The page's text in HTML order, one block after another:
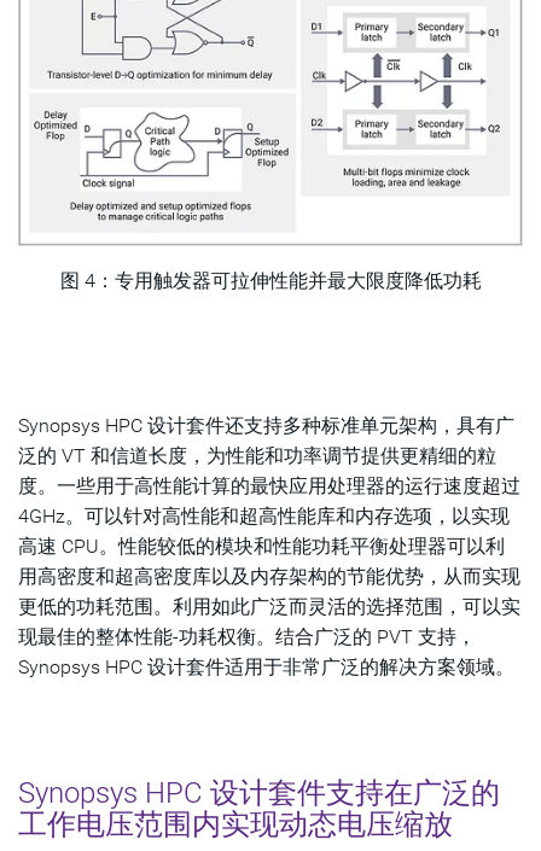
图 4： 专用触发器可拉伸性能并最大限度降低功耗
Synopsys HPC 设计套件还支持多种标准单元架构，具有广
泛的 VT 和信道长度，为性能和功率调节提供更精细的粒
度。一些用于高性能计算的最快应用处理器的运行速度超过
4GHz。可以针对高性能和超高性能库和内存选项，以实现
高速 CPU。性能较低的模块和性能功耗平衡处理器可以利
用高密度和超高密度库以及内存架构的节能优势，从而实现
更低的功耗范围。利用如此广泛而灵活的选择范围，可以实
现最佳的整体性能-功耗权衡。结合广泛的 PVT 支持，
Synopsys HPC 设计套件适用于非常广泛的解决方案领域。
Synopsys HPC 设计套件支持在广泛的
工作电压范围内实现动态电压缩放